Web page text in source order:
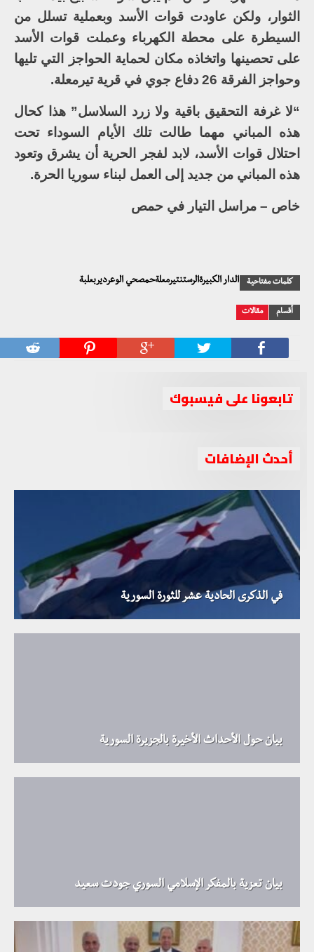
الثوار، ولكن عاودت قوات الأسد وبعملية تسلل من
السيطرة على محطة الكهرباء وعملت قوات الأسد
على تحصينها واتخاذه مكان لحماية الحواجز التي تليها
وحواجز الفرقة 26 دفاع جوي في قرية تيرمعلة.
“لا غرفة التحقيق باقية ولا زرد السلاسل” هذا كحال
هذه المباني مهما طالت تلك الأيام السوداء تحت
احتلال قوات الأسد، لابد لفجر الحرية أن يشرق وتعود
هذه المباني من جديد إلى العمل لبناء سوريا الحرة.
خاص – مراسل التيار في حمص
كلمات مفتاحية الدار الكبيرةالرستنتيرمعلةحمصحي الوعرديربعلبة
أقسام مقالات
تابعونا على فيسبوك
أحدث الإضافات
في الذكرى الحادية عشر للثورة السورية
بيان حول الأحداث الأخيرة بالجزيرة السورية
بيان تعزية بالمفكر الإسلامي السوري جودت سعيد